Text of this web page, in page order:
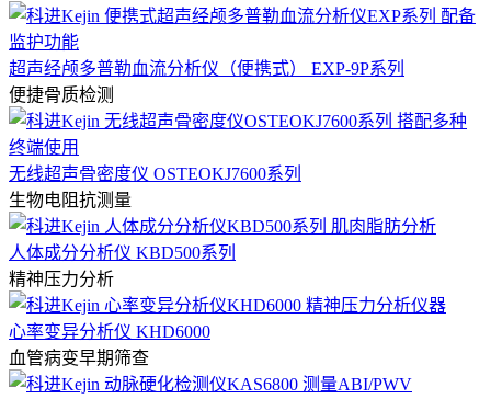
超声经颅多普勒血流分析仪（便携式） EXP-9P系列
便捷骨质检测
无线超声骨密度仪 OSTEOKJ7600系列
生物电阻抗测量
人体成分分析仪 KBD500系列
精神压力分析
心率变异分析仪 KHD6000
血管病变早期筛查